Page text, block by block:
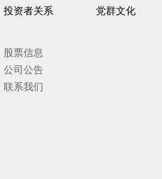
投资者关系
股票信息
公司公告
联系我们
党群文化